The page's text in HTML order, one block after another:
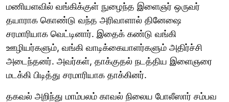
மணியளவில் வங்கிக்குள் நுழைந்த இளைஞர் ஒருவர்
தயாராக கொண்டு வந்த அரிவாளால் தினேஷை
சரமாரியாக வெட்டினார். இதைக் கண்டு வங்கி
ஊழியர்களும், வங்கி வாடிக்கையாளர்களும் அதிர்ச்சி
அடைந்தனர். அவர்கள், தாக்குதல் நடத்திய இளைஞரை
மடக்கி பிடித்து சரமாரியாக தாக்கினர்.
தகவல் அறிந்து மாம்பலம் காவல் நிலைய போலீஸார் சம்பவ